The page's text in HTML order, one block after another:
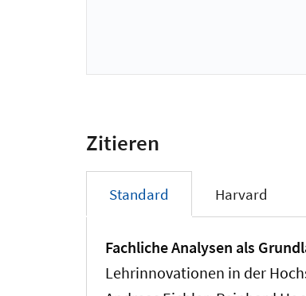
Zitieren
Standard Harvard
Fachliche Analysen als
Lehrinnovationen in der